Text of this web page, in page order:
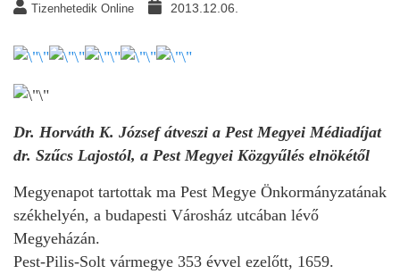
Tizenhetedik Online 2013.12.06.
Dr. Horváth K. József átveszi a Pest Megyei Médiadíjat
dr. Szűcs Lajostól, a Pest Megyei Közgyűlés elnökétől
Megyenapot tartottak ma Pest Megye Önkormányzatának
székhelyén, a budapesti Városház utcában lévő
Megyeházán.
Pest-Pilis-Solt vármegye 353 évvel ezelőtt, 1659.